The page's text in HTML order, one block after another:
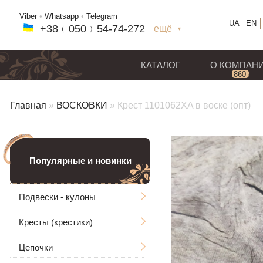
Viber • Whatsapp • Telegram
+38﹙ 050 ﹚54-74-272 ещё
+38(068) 97
UA EN
КАТАЛОГ О
860
Главная » ВОСКОВКИ » Крест 1101062XA в воске (опт)
Популярные и новинки
Подвески - кулоны
Мужские
Большие
Ладанки
Кресты (крестики)
Без распятия
Цепочки